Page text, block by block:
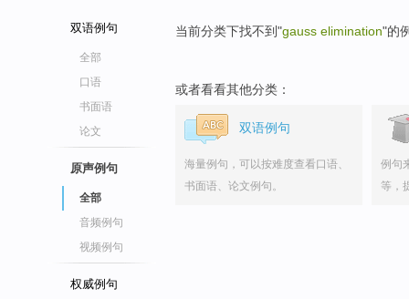
双语例句
全部
口语
书面语
论文
原声例句
全部
音频例句
视频例句
权威例句
当前分类下找不到"gauss elimination"的
或者看看其他分类：
双语例句
海量例句，可以按难度查看口语、
书面语、论文例句。
例句
等，